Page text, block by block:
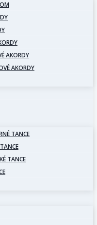
AKORDY
AKORDY
TANCE
TANCE